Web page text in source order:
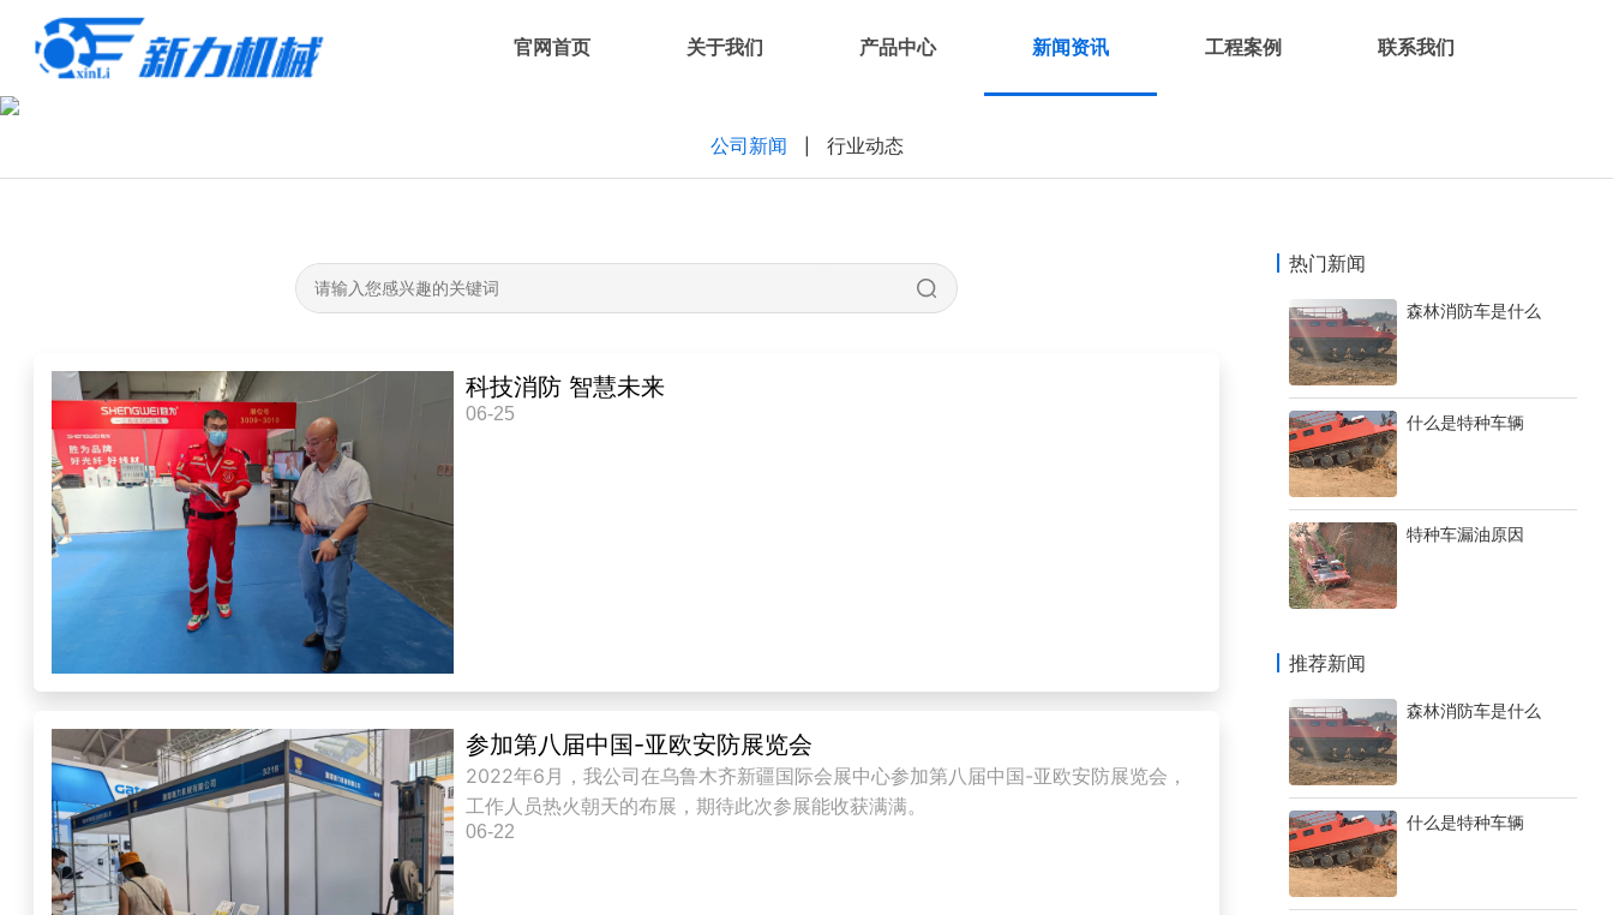
官网首页 关于我们 产品中心 新闻资讯 工程案例 联系我们
公司新闻 行业动态
热门新闻
森林消防车是什么
什么是特种车辆
特种车漏油原因
推荐新闻
森林消防车是什么
什么是特种车辆
科技消防 智慧未来
06-25
参加第八届中国-亚欧安防展览会
2022年6月，我公司在乌鲁木齐新疆国际会展中心参加第八届中国-亚欧安防展览会，
工作人员热火朝天的布展，期待此次参展能收获满满。
06-22